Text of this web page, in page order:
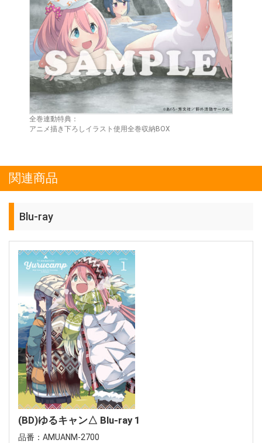
全巻連動特典：
アニメ描き下ろしイラスト使用全巻収納BOX
関連商品
Blu-ray
(BD)ゆるキャン△ Blu-ray 1
品番：AMUANM-2700